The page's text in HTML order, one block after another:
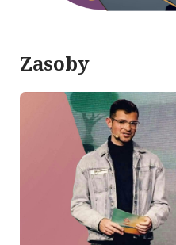
Zasoby